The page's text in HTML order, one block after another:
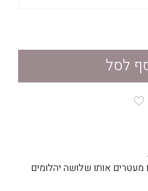
לסל
מעטרים אותו שלושה יהלומים